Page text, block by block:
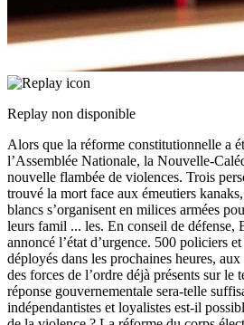
Replay non disponible
Alors que la réforme constitutionnelle a
l’Assemblée Nationale, la Nouvelle-
nouvelle flambée de violences. Trois
trouvé la mort face aux émeutiers
blancs s’organisent en milices armées
leurs famil ... les. En conseil de défense,
annoncé l’état d’urgence. 500 policiers
déployés dans les prochaines heures,
des forces de l’ordre déjà présents sur le
réponse gouvernementale sera-telle
indépendantistes et loyalistes est-il